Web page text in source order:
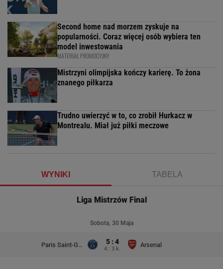
Second home nad morzem zyskuje na
popularności. Coraz więcej osób wybiera ten
model inwestowania
MATERIAŁ PROMOCYJNY
Mistrzyni olimpijska kończy karierę. To żona
znanego piłkarza
Trudno uwierzyć w to, co zrobił Hurkacz w
Montrealu. Miał już piłki meczowe
WYNIKI TABELA
Liga Mistrzów Final
Sobota, 30 Maja
Paris Saint-Germain 5 : 4
4 : 3 k.
Arsenal